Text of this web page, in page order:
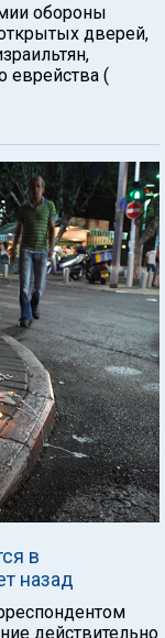
обороны
дверей,
еврейства (
в
назад
действительно